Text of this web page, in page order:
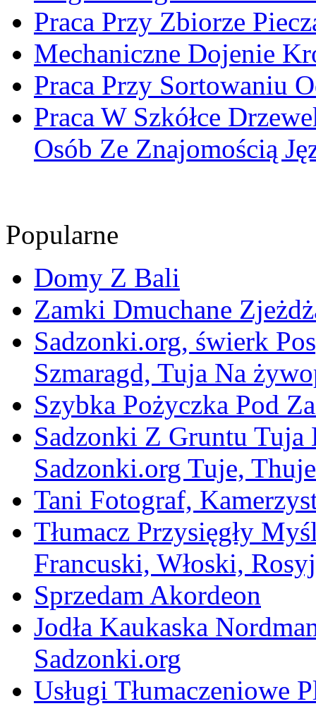
Praca Przy Zbiorze
Mechaniczne Dojenie
Praca Przy Sortowaniu
Praca W Szkółce
Osób Ze Znajomością
Popularne
Domy Z Bali
Zamki Dmuchane
Sadzonki.org, świerk
Szmaragd, Tuja Na
Szybka Pożyczka Pod
Sadzonki Z Gruntu Tuja
Sadzonki.org Tuje,
Tani Fotograf,
Tłumacz Przysięgły
Francuski, Włoski,
Sprzedam Akordeon
Jodła Kaukaska
Sadzonki.org
Usługi Tłumaczeniowe